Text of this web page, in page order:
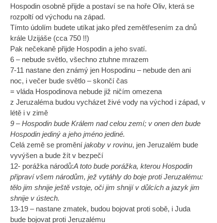
Hospodin osobně přijde a postaví se na hoře Oliv, která se
rozpoltí od východu na západ.
Tímto údolím budete utíkat jako před zemětřesením za dnů
krále Uzijáše (cca 750 !!)
Pak nečekaně přijde Hospodin a jeho svatí.
6 – nebude světlo, všechno ztuhne mrazem
7-11 nastane den známý jen Hospodinu – nebude den ani
noc, i večer bude světlo – skončí čas
= vláda Hospodinova nebude již ničím omezena
z Jeruzaléma budou vycházet živé vody na východ i západ, v
létě i v zimě
9 – Hospodin bude Králem nad celou zemí; v onen den bude
Hospodin jediný a jeho jméno jediné.
Celá země se proměníjakoby v rovinu, jen Jeruzalém bude
vyvýšen a bude žít v bezpečí
12- porážka národů:A toto bude porážka, kterou Hospodin
připraví všem národům, jež vytáhly do boje proti Jeruzalému:
tělo jim shnije ještě vstoje, oči jim shnijí v důlcích a jazyk jim
shnije v ústech.
13-19 – nastane zmatek, budou bojovat proti sobě, i Juda
bude bojovat proti Jeruzalému